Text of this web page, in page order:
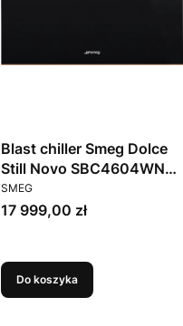
Blast chiller Smeg Dolce
Still Novo SBC4604WNR
45 cm
PRODUCENT
SMEG
Cena
17 999,00 zł
Do koszyka